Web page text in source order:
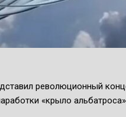
революционный
«крыло